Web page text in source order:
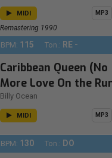
MIDI MP3
Remastering 1990
BPM: 115 Ton.: RE -
Caribbean Queen (No
More Love On the
Billy Ocean
MIDI MP3
BPM: 130 Ton.: DO